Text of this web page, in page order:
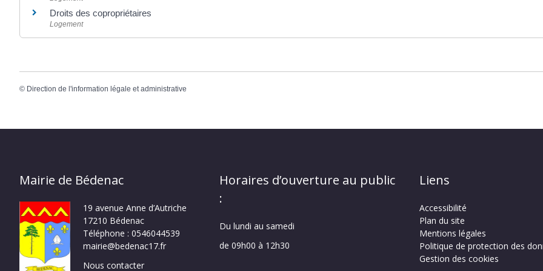
Droits des copropriétaires
Logement
© Direction de l'information légale et administrative
Mairie de Bédenac
19 avenue Anne d’Autriche
17210 Bédenac
Téléphone : 0546044539
mairie@bedenac17.fr
Nous contacter
Horaires d’ouverture au public
:
Du lundi au samedi
de 09h00 à 12h30
Liens
Accessibilité
Plan du site
Mentions légales
Politique de protection des
Gestion des cookies